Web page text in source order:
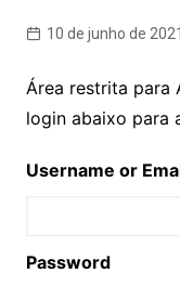
10 de junho de 2021
Área restrita para
login abaixo para
Username or
Password